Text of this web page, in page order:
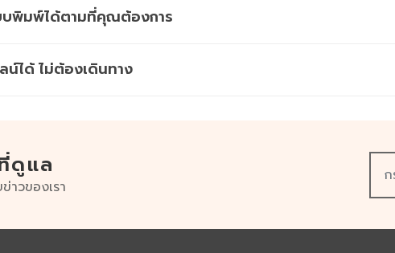
ภาพสูง หมดกังวลทั้งเรื่องเวลา และคุณภาพงานพิมพ์ เราคือมืออาชีพที่พร้อมส่ง
บพิมพ์ได้ตามที่คุณต้องการ
าะกับงานพิมพ์จำนวนน้อย ส่งด่วนได้ สีอิ่มสวย แก้ไขไฟล์ได้รวดเร็ว
น์ได้ ไม่ต้องเดินทาง
รับงานตามกำหนดได้เลย
ดูแล
าวของเรา